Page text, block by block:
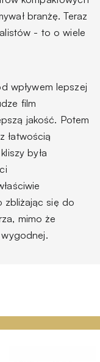
branżę. Teraz
- to o wiele
wpływem lepszej
film
jakość. Potem
łatwością
była
zbliżając się do
mimo że